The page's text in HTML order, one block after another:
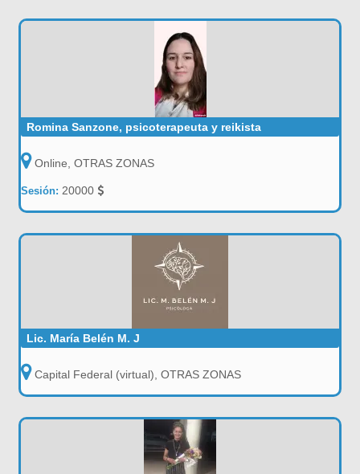
Romina Sanzone, psicoterapeuta y reikista
Online, OTRAS ZONAS
Sesión:20000
Lic. María Belén M. J
Capital Federal (virtual), OTRAS ZONAS